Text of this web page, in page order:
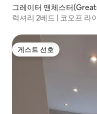
그레이터 맨체스터
트
럭셔리 2베드 | 코오프 라
게스트 선호
게스트 선호